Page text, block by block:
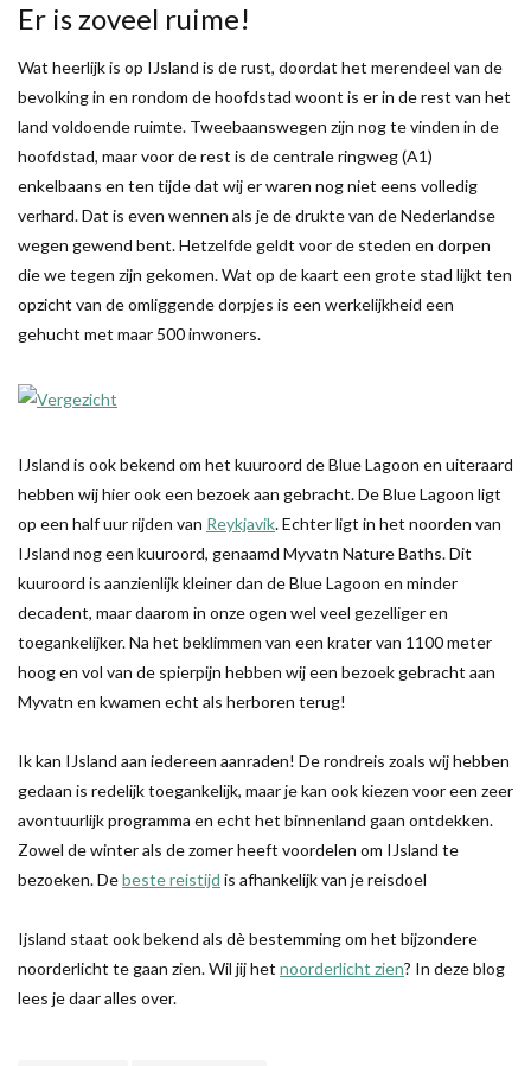
Er is zoveel ruime!
Wat heerlijk is op IJsland is de rust, doordat het merendeel van de
bevolking in en rondom de hoofdstad woont is er in de rest van het
land voldoende ruimte. Tweebaanswegen zijn nog te vinden in de
hoofdstad, maar voor de rest is de centrale ringweg (A1)
enkelbaans en ten tijde dat wij er waren nog niet eens volledig
verhard. Dat is even wennen als je de drukte van de Nederlandse
wegen gewend bent. Hetzelfde geldt voor de steden en dorpen
die we tegen zijn gekomen. Wat op de kaart een grote stad lijkt ten
opzicht van de omliggende dorpjes is een werkelijkheid een
gehucht met maar 500 inwoners.
IJsland is ook bekend om het kuuroord de Blue Lagoon en uiteraard
hebben wij hier ook een bezoek aan gebracht. De Blue Lagoon ligt
op een half uur rijden van Reykjavik. Echter ligt in het noorden van
IJsland nog een kuuroord, genaamd Myvatn Nature Baths. Dit
kuuroord is aanzienlijk kleiner dan de Blue Lagoon en minder
decadent, maar daarom in onze ogen wel veel gezelliger en
toegankelijker. Na het beklimmen van een krater van 1100 meter
hoog en vol van de spierpijn hebben wij een bezoek gebracht aan
Myvatn en kwamen echt als herboren terug!
Ik kan IJsland aan iedereen aanraden! De rondreis zoals wij hebben
gedaan is redelijk toegankelijk, maar je kan ook kiezen voor een zeer
avontuurlijk programma en echt het binnenland gaan ontdekken.
Zowel de winter als de zomer heeft voordelen om IJsland te
bezoeken. Debeste reistijd is afhankelijk van je reisdoel
Ijsland staat ook bekend als dè bestemming om het bijzondere
noorderlicht te gaan zien. Wil jij het noorderlicht zien? In deze blog
lees je daar alles over.